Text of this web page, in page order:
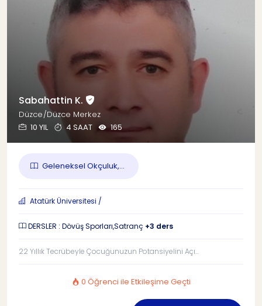
Sabahattin K.
Düzce/Düzce Merkez
10 YIL
4 SAAT 165
Geleneksel Okçuluk,...
Atatürk Üniversitesi /
DERSLER : Dövüş Sporları,Satranç +3 ders
22 Yıllık Tecrübeyle Çocuğunuzun Potansiyelini Açı...
0 Öğrenci ile Etkileşime Geçti